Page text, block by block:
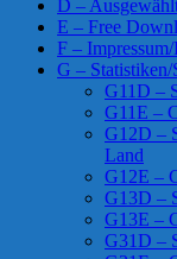
D –
E – Free
F –
G – Statistiken/
G11D –
G11E –
G12D –
Land
G12E –
G13D –
G13E –
G31D –